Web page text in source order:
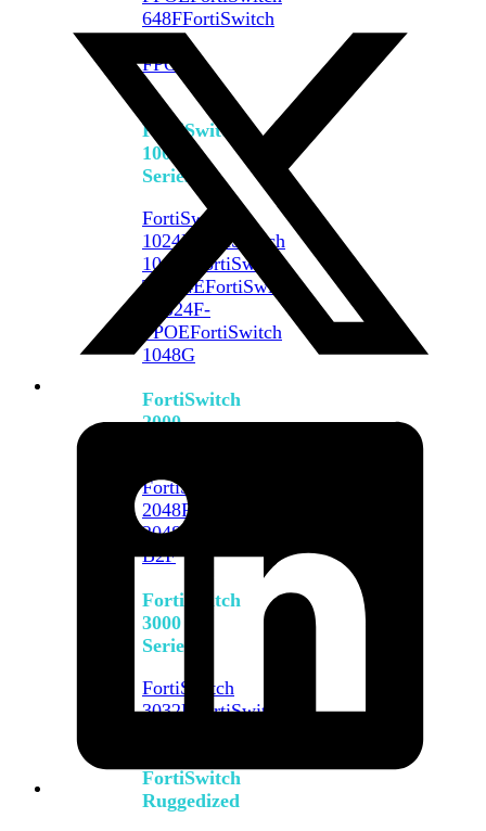
648FFortiSwitch
648F-
FPOE
FortiSwitch
1000
Series
FortiSwitch
1024E
FortiSwitch
1048E
FortiSwitch
T1024EFortiSwitch
T1024F-
FPOEFortiSwitch
1048G
FortiSwitch
2000
FortiSwitch
2048F
2048F-
B2F
FortiSwitch
3000
Series
FortiSwitch
3032E
FortiSwitch
FortiSwitch
Ruggedized